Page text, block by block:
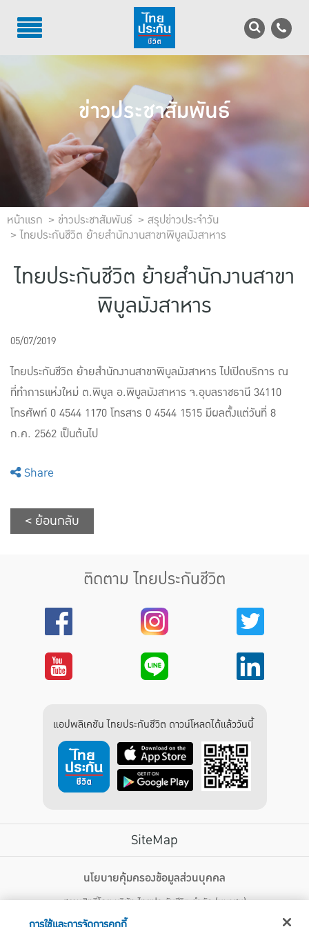
TH EN
บริการลูกค้า
บริการตัวแทน
รู้จักไทยประกันชีวิต
นักลงทุนสัมพันธ์
เพื่อสังคมไทย
บทความ
แบบประกันทั้งหมด
แบบประกันที่เหมาะกับช่วงอายุ
เปรียบเทียบแบบประกัน
เลือกแบบประกันที่เหมาะกับคุณ
ข่าวประชาสัมพันธ์
หน้าแรก ข่าวประชาสัมพันธ์
สรุปข่าวประจำวัน
ไทยประกันชีวิต ย้ายสำนักงานสาขาพิบูลมังสาหาร
ไทยประกันชีวิต ย้ายสำนักงานสาขา
พิบูลมังสาหาร
05/07/2019
ไทยประกันชีวิต ย้ายสำนักงานสาขาพิบูลมังสาหาร ไปเปิดบริการ ณ
ที่ทำการแห่งใหม่ ต.พิบูล อ.พิบูลมังสาหาร จ.อุบลราชธานี 34110
โทรศัพท์ 0 4544 1170 โทรสาร 0 4544 1515 มีผลตั้งแต่วันที่ 8
ก.ค. 2562 เป็นต้นไป
Share
< ย้อนกลับ
ติดตาม ไทยประกันชีวิต
แอปพลิเคชัน ไทยประกันชีวิต ดาวน์โหลดได้แล้ววันนี้
SiteMap
ไทยประกันชีวิต HEALTH CARE SOLUTIONS
สิทธิพิเศษ
นโยบายคุ้มครองข้อมูลส่วนบุคคล
สงวนสิทธิ์โดย บริษัท ไทยประกันชีวิต จำกัด (มหาชน)
123 ถนน รัชดาภิเษก แขวงดินแดง เขตดินแดง กรุงเทพฯ 10400 โทรศัพท์ 02-